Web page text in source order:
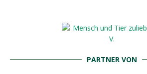
PARTNER VON